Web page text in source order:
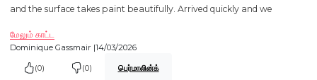
and the surface takes paint beautifully. Arrived quickly and we
மேலும் காட்ட
Dominique Gassmair |14/03/2026
(0) (0) பெர்மாலின்க்